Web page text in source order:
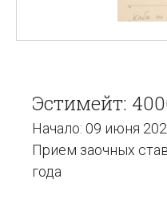
Эстимейт:
Начало: 09 июня
Прием заочных
года